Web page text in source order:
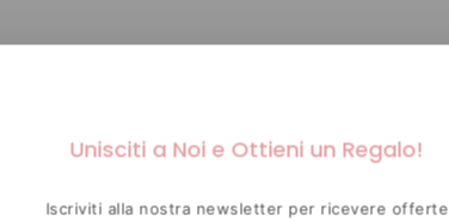
Unisciti a Noi e Ottieni un Regalo!
Iscriviti alla nostra newsletter per ricevere offerte